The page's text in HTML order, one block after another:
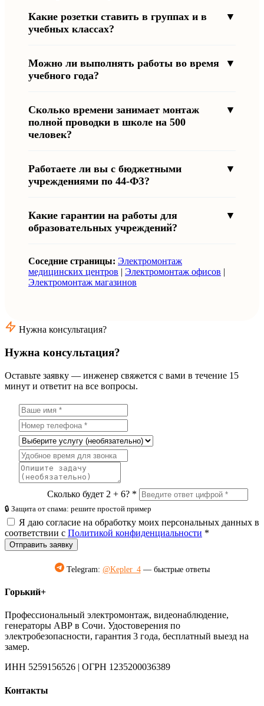
Какие розетки ставить в группах и в
учебных классах?
▼
Можно ли выполнять работы во время
учебного года?
▼
Сколько времени занимает монтаж
полной проводки в школе на 500
человек?
▼
Работаете ли вы с бюджетными
учреждениями по 44-ФЗ?
▼
Какие гарантии на работы для
образовательных учреждений?
▼
Соседние страницы: Электромонтаж
медицинских центров | Электромонтаж офисов |
Электромонтаж магазинов
Нужна консультация?
Нужна консультация?
Оставьте заявку — инженер свяжется с вами в течение 15
минут и ответит на все вопросы.
Сколько будет 2 + 6? *
🔒 Защита от спама: решите простой пример
Я даю согласие на обработку моих персональных данных в
соответствии с Политикой конфиденциальности *
Отправить заявку
Telegram: @Kepler_4— быстрые ответы
Горький+
Профессиональный электромонтаж, видеонаблюдение,
генераторы АВР в Сочи. Удостоверения по
электробезопасности, гарантия 3 года, бесплатный выезд на
замер.
ИНН 5259156526 | ОГРН 1235200036389
Контакты